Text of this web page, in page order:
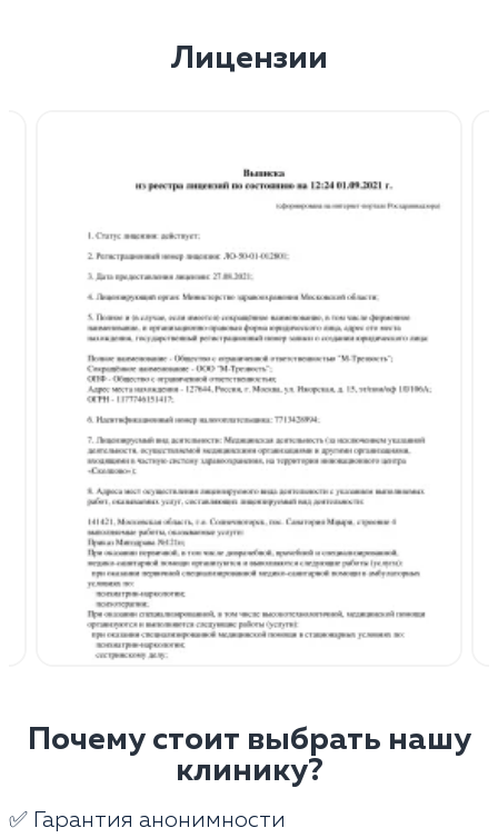
Лицензии
Почему стоит выбрать нашу
клинику?
✅ Гарантия анонимности